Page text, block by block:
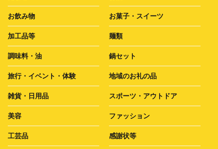
お飲み物 お菓子・スイーツ
加工品等 麺類
調味料・油 鍋セット
旅行・イベント・体験 地域のお礼の品
雑貨・日用品 スポーツ・アウトドア
美容 ファッション
工芸品 感謝状等